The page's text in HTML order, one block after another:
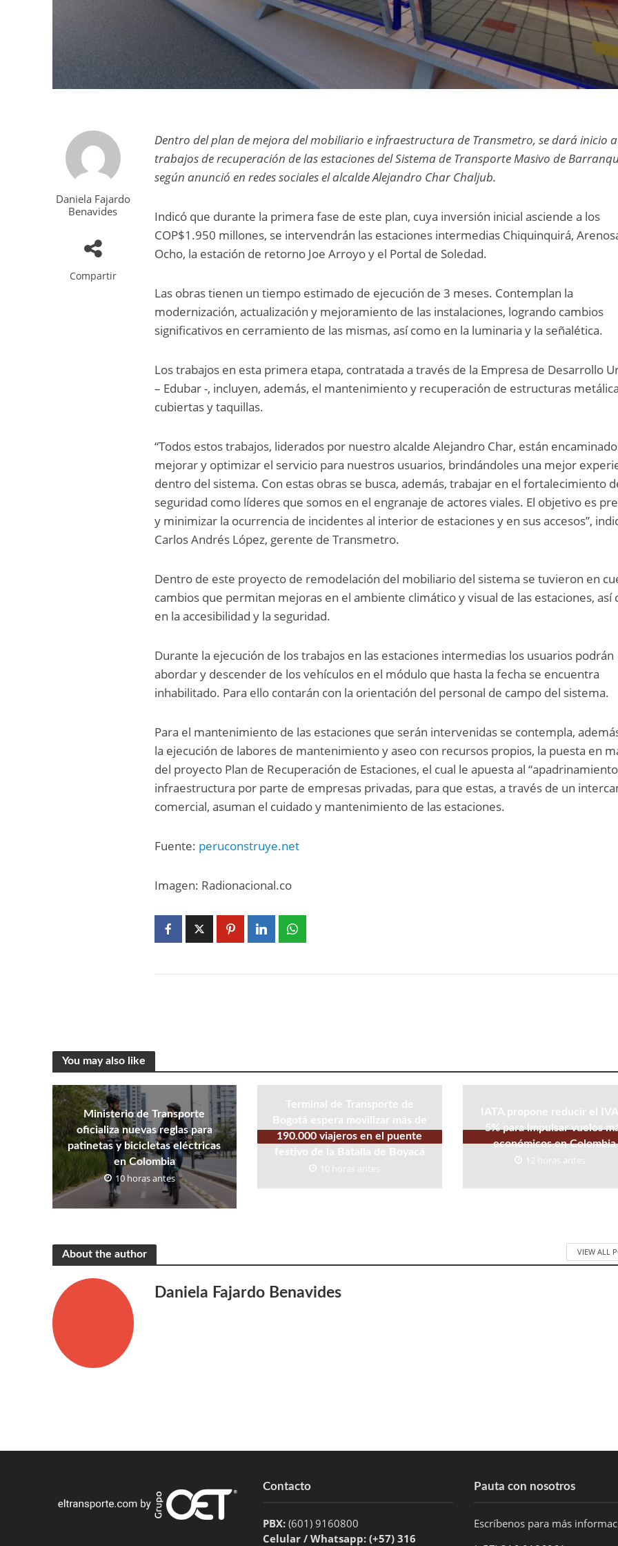
Daniela Fajardo
Benavides
Compartir
Dentro del plan de mejora del mobiliario e infraestructura de Transmetro, se dará inicio
trabajos de recuperación de las estaciones del Sistema de Transporte Masivo de
según anunció en redes sociales el alcalde Alejandro Char Chaljub.
Indicó que durante la primera fase de este plan, cuya inversión inicial asciende a los
COP$1.950 millones, se intervendrán las estaciones intermedias Chiquinquirá,
Ocho, la estación de retorno Joe Arroyo y el Portal de Soledad.
Las obras tienen un tiempo estimado de ejecución de 3 meses. Contemplan la
modernización, actualización y mejoramiento de las instalaciones, logrando cambios
significativos en cerramiento de las mismas, así como en la luminaria y la señalética.
Los trabajos en esta primera etapa, contratada a través de la Empresa de Desarrollo
– Edubar -, incluyen, además, el mantenimiento y recuperación de estructuras
cubiertas y taquillas.
“Todos estos trabajos, liderados por nuestro alcalde Alejandro Char, están
mejorar y optimizar el servicio para nuestros usuarios, brindándoles una mejor
dentro del sistema. Con estas obras se busca, además, trabajar en el fortalecimiento
seguridad como líderes que somos en el engranaje de actores viales. El objetivo es
y minimizar la ocurrencia de incidentes al interior de estaciones y en sus accesos”,
Carlos Andrés López, gerente de Transmetro.
Dentro de este proyecto de remodelación del mobiliario del sistema se tuvieron en
cambios que permitan mejoras en el ambiente climático y visual de las estaciones, así
en la accesibilidad y la seguridad.
Durante la ejecución de los trabajos en las estaciones intermedias los usuarios podrán
abordar y descender de los vehículos en el módulo que hasta la fecha se encuentra
inhabilitado. Para ello contarán con la orientación del personal de campo del sistema.
Para el mantenimiento de las estaciones que serán intervenidas se contempla,
la ejecución de labores de mantenimiento y aseo con recursos propios, la puesta en
del proyecto Plan de Recuperación de Estaciones, el cual le apuesta al
infraestructura por parte de empresas privadas, para que estas, a través de un
comercial, asuman el cuidado y mantenimiento de las estaciones.
Fuente: peruconstruye.net
Imagen: Radionacional.co
You may also like
Ministerio de Transporte
oficializa nuevas reglas para
patinetas y bicicletas eléctricas
en Colombia
10 horas antes
Terminal de Transporte de
Bogotá espera movilizar más de
190.000 viajeros en el puente
festivo de la Batalla de Boyacá
10 horas antes
IATA propone reducir el IVA
5% para impulsar vuelos
económicos en Colombia
12 horas antes
About the author VIEW ALL
Daniela Fajardo Benavides
Contacto
PBX: (601) 9160800
Celular / Whatsapp: (+57) 316
Pauta con nosotros
Escríbenos para más